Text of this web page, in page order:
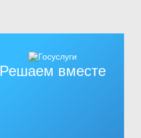
Решаем вместе